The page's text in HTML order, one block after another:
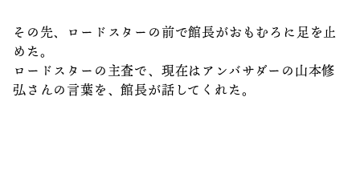
その先、ロードスターの前で館長がおもむろに足を止
めた。
ロードスターの主査で、現在はアンバサダーの山本修
弘さんの言葉を、館長が話してくれた。